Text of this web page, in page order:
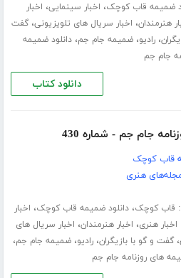
ضمیمه قاب کوچک، اخبار سینمایی، اخبار
هنرمندان، اخبار سریال های تلویزیونی،گفت
،رادیو،ضمیمه جام جم،دانلود ضمیمه
جام جم
دانلود کتاب
جام جم - شماره 430
قاب کوچک
هنری
قاب کوچک،دانلود ضمیمه قاب کوچک، اخبار
اخبار هنری، اخبار هنرمندان، اخبار سریال های
،گفت و گو با بازیگران،رادیو،ضمیمه جام جم،
های روزنامه جام جم